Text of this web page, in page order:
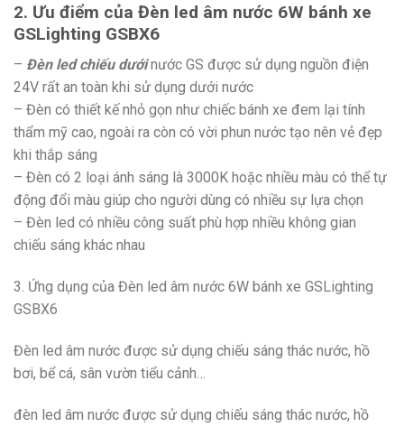
2. Ưu điểm của Đèn led âm nước 6W bánh xe
GSLighting GSBX6
– Đèn led chiếu dướinước GS được sử dụng nguồn điện
24V rất an toàn khi sử dụng dưới nước
– Đèn có thiết kế nhỏ gọn như chiếc bánh xe đem lại tính
thẩm mỹ cao, ngoài ra còn có vời phun nước tạo nên vẻ đẹp
khi thắp sáng
– Đèn có 2 loại ánh sáng là 3000K hoặc nhiều màu có thể tự
động đổi màu giúp cho người dùng có nhiều sự lựa chọn
– Đèn led có nhiều công suất phù hợp nhiều không gian
chiếu sáng khác nhau
3. Ứng dụng của Đèn led âm nước 6W bánh xe GSLighting
GSBX6
Đèn led âm nước được sử dụng chiếu sáng thác nước, hồ
bơi, bể cá, sân vườn tiểu cảnh…
đèn led âm nước được sử dụng chiếu sáng thác nước, hồ